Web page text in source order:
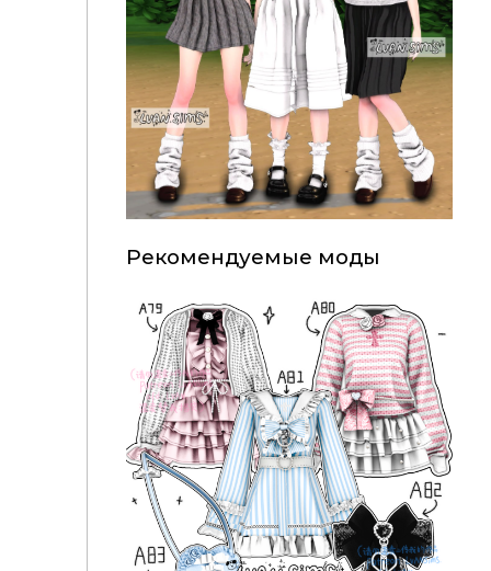
Рекомендуемые моды